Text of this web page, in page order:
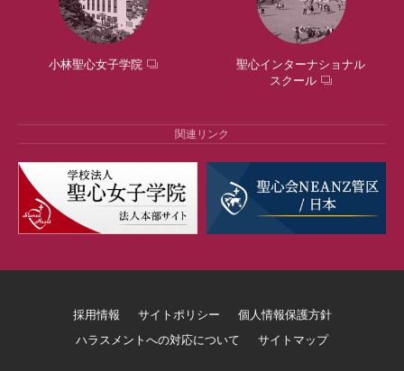
小林聖心女子学院
聖心インターナショナル
スクール
関連リンク
採用情報 サイトポリシー
個人情報保護方針
ハラスメントへの対応について
サイトマップ